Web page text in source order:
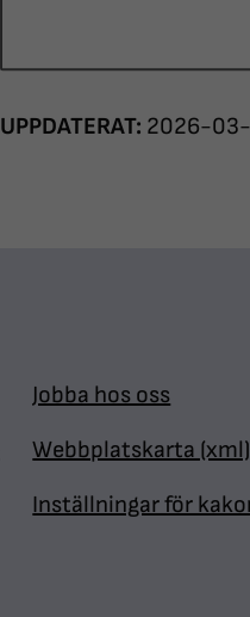
UPPDATERAT: 2026-
Jobba hos oss
Webbplatskarta (xml)
Inställningar för